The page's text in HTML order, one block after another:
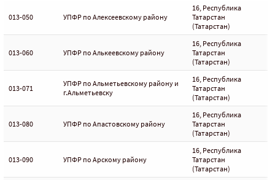
013-050 УПФР по Алексеевскому району
16, Республика
Татарстан
(Татарстан)
013-060 УПФР по Алькеевскому району
16, Республика
Татарстан
(Татарстан)
013-071
УПФР по Альметьевскому району и
г.Альметьевску
16, Республика
Татарстан
(Татарстан)
013-080 УПФР по Апастовскому району
16, Республика
Татарстан
(Татарстан)
013-090 УПФР по Арскому району
16, Республика
Татарстан
(Татарстан)